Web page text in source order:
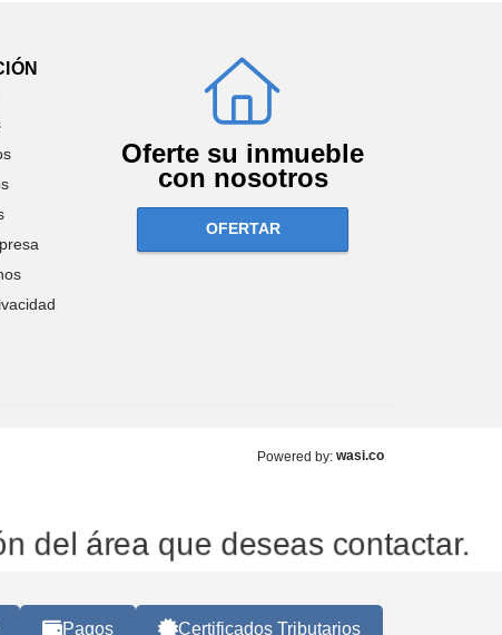
Oferte su inmueble
con nosotros
OFERTAR
Powered by: wasi.co
del área que deseas
Pagos Certificados Tributarios